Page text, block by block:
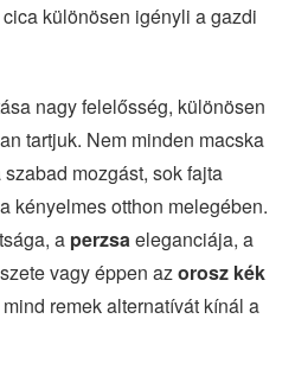
különösen igényli a gazdi
nagy felelősség, különösen
tartjuk. Nem minden macska
mozgást, sok fajta
kényelmes otthon melegében.
a perzsaeleganciája, a
vagy éppen azorosz kék
remek alternatívát kínál a